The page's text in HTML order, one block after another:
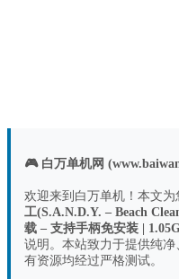
🎮 白万单机网
欢迎来到白万单机！本文为
工(S.A.N.D.Y. – Beach
载 – 支持手柄免安装 |
说明。本站致力于提供纯
有资源均经过严格测试。